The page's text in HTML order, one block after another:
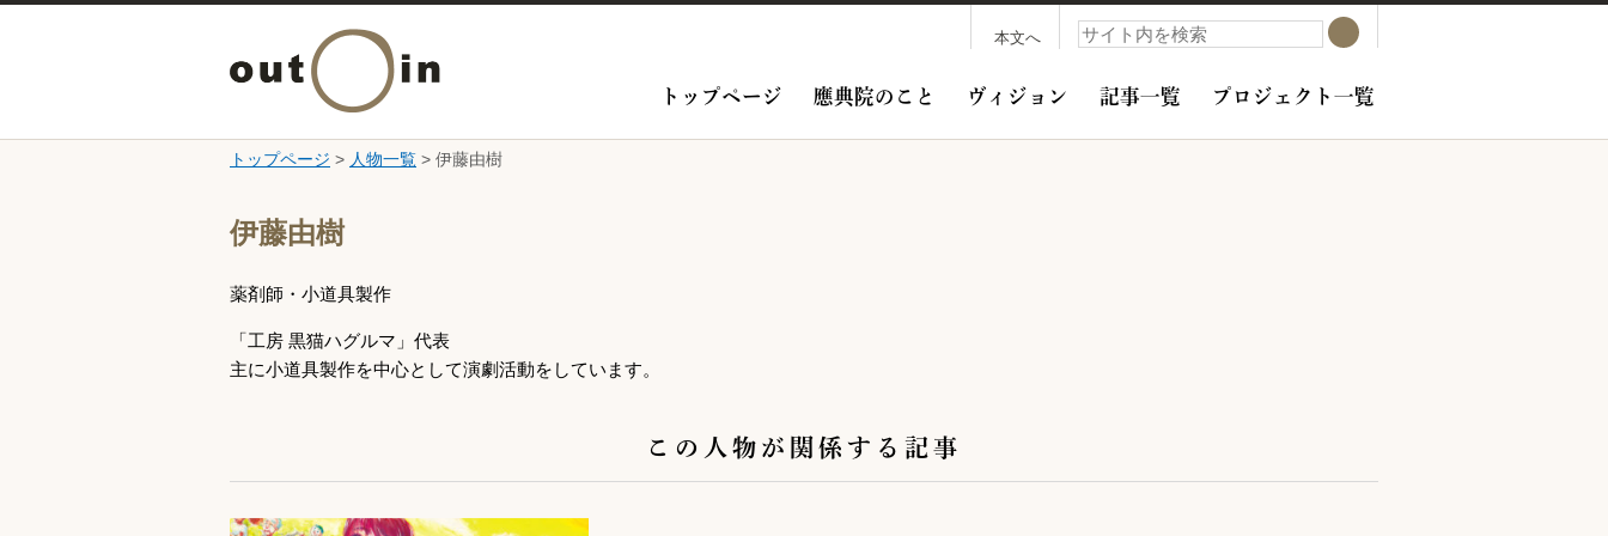
本文へ 検索
検索
トップページ 應典院のこと ヴィジョン 記事一覧 プロジェクト一覧
トップページ > 人物一覧 > 伊藤由樹
伊藤由樹
薬剤師・小道具製作
「工房 黒猫ハグルマ」代表
主に小道具製作を中心として演劇活動をしています。
この人物が関係する記事